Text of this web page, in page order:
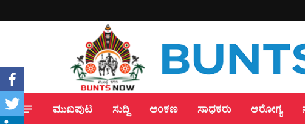
ಮುಖಪುಟ ಸುದ್ದಿ ಅಂಕಣ ಸಾಧಕರು ಆರೋಗ್ಯ